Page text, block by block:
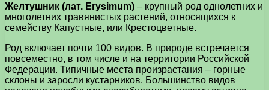
Желтушник (лат. Erysimum) – крупный род однолетних и
многолетних травянистых растений, относящихся к
семейству Капустные, или Крестоцветные.
Род включает почти 100 видов. В природе встречается
повсеместно, в том числе и на территории Российской
Федерации. Типичные места произрастания – горные
склоны и заросли кустарников. Большинство видов